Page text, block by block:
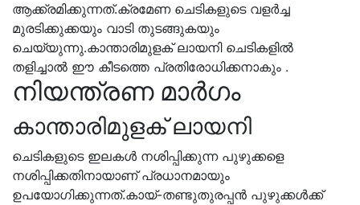
ആക്ക്രമിക്കുന്നത്.ക്രമേണ ചെടികളുടെ വളർച്ച
മുരടിക്കുക്കയും വാടി തുടങ്ങുകയും
ചെയ്യുന്നു.കാന്താരിമുളക് ലായനി ചെടികളിൽ
തളിച്ചാൽ ഈ കീടത്തെ പ്രതിരോധിക്കനാകും .
നിയന്ത്രണ മാർഗം
കാന്താരിമുളക് ലായനി
ചെടികളുടെ ഇലകൾ നശിപ്പിക്കുന്ന പുഴുക്കളെ
നശിപ്പിക്കതിനായാണ്‌ പ്രധാനമായും
ഉപയോഗിക്കുന്നത്.കായ്-തണ്ടുതുരപ്പന്‍ പുഴുക്കള്‍ക്ക്